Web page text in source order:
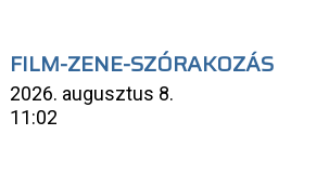
FILM-ZENE-SZÓRAKOZÁS
2026. augusztus 8.
11:02